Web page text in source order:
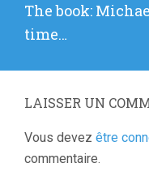
Article
suivant
The book:
time…
LAISSER UN
Vous devez être
commentaire.